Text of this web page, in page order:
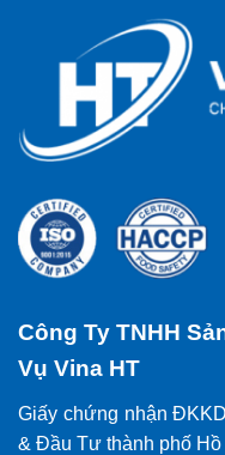
Công Ty TNHH
Vụ Vina HT
Giấy chứng nhận
& Đầu Tư thành phố